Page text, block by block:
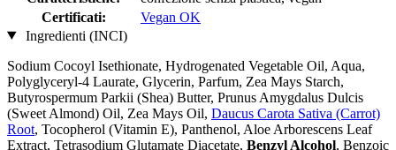
Certificati:
Vegan OK
Ingredienti (INCI)
Sodium Cocoyl Isethionate, Hydrogenated Vegetable Oil, Aqua,
Polyglyceryl-4 Laurate, Glycerin, Parfum, Zea Mays Starch,
Butyrospermum Parkii (Shea) Butter, Prunus Amygdalus Dulcis
(Sweet Almond) Oil, Zea Mays Oil, Daucus Carota Sativa (Carrot)
Root, Tocopherol (Vitamin E), Panthenol, Aloe Arborescens Leaf
Extract, Tetrasodium Glutamate Diacetate, Benzyl Alcohol, Benzoic